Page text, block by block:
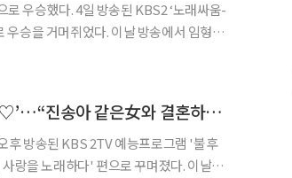
KBS2 ‘노래싸움-
다. 이날 방송에서 임형준
‘불후의 명곡’ 문희준, 진송아에게 ‘뿅~♡’…“진송아 같은女와 결혼하고파”
노래하다' 편으로 꾸며졌다. 이날 방